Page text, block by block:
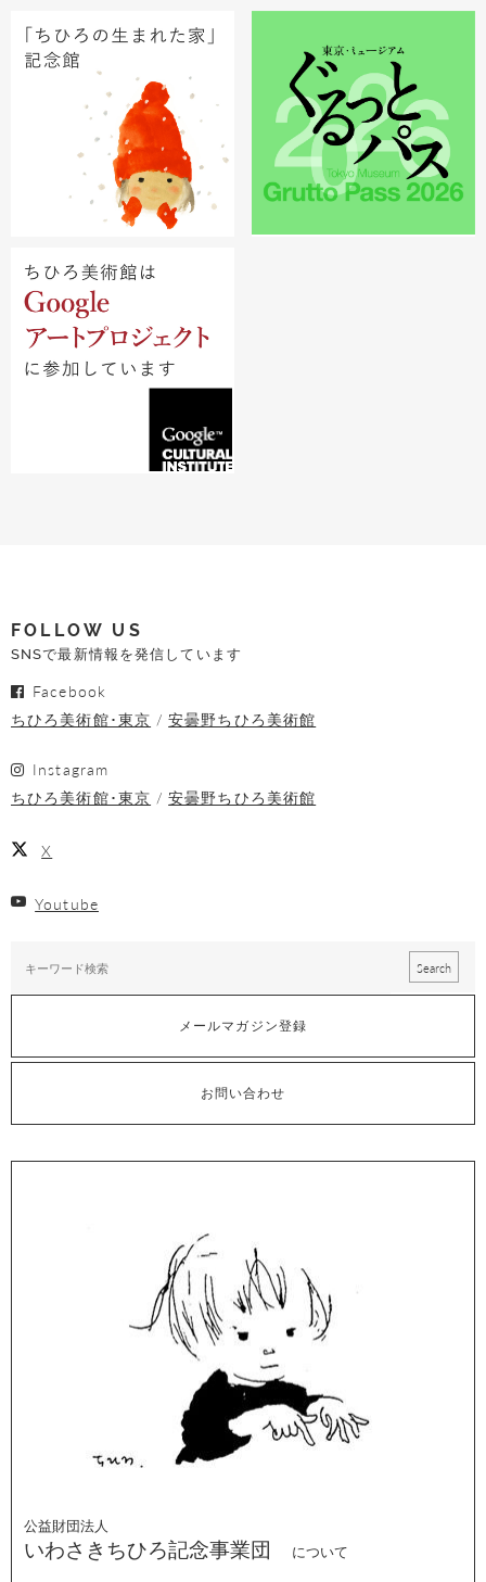
FOLLOW US
SNSで最新情報を発信しています
Facebook
ちひろ美術館･東京
安曇野ちひろ美術館
Instagram
ちひろ美術館･東京
安曇野ちひろ美術館
X
Youtube
メールマガジン登録
お問い合わせ
公益財団法人
いわさきちひろ記念事業団 について